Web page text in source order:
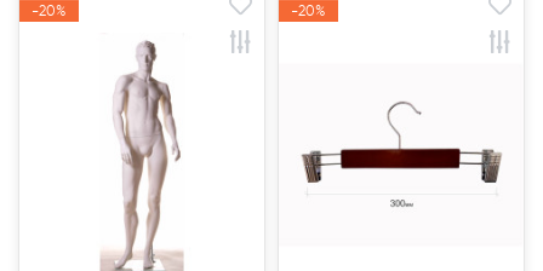
-20%
-20% -20%
-20%